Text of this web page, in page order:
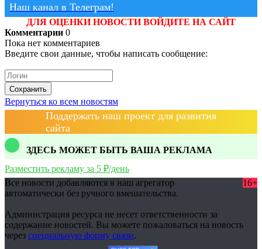
Наш канал в Телеграм!
ДЛЯ ОЦЕНКИ НОВОСТИ ВОЙДИТЕ НА САЙТ
Комментарии 0
Пока нет комментариев
Введите свои данные, чтобы написать сообщение:
Сохранить
Вернуться ко всем новостям
Поддержать наш проект для развития
сайта
ЗДЕСЬ МОЖЕТ БЫТЬ ВАША РЕКЛАМА
Разместить рекламу за 5 ₽/день
Все новости добавляются в наш агрегатор
автоматически без ручного вмешательства.
16+
Администрация ресурса не несет ответственности за
содержание новостей. Вы можете пожаловаться на новость
через специальную форму связи.